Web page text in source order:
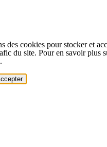
des cookies pour stocker et
du site. Pour en savoir